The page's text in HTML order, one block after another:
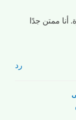
أنا ممتن جدًا
رد